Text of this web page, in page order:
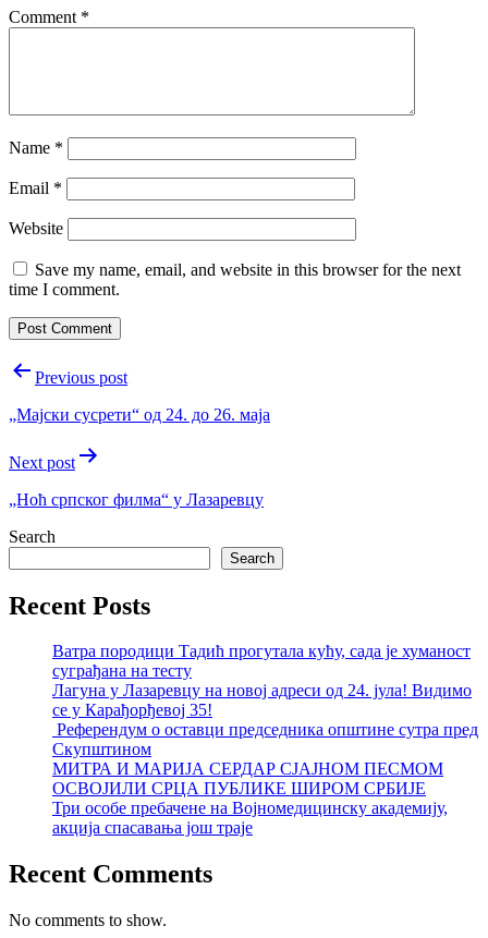
Comment *
Name *
Email *
Website
Save my name, email, and website in this browser for the next
time I comment.
PostPrevious post
„Мајски сусрети“ од 24. до 26. маја
Next post
„Ноћ српског филма“ у Лазаревцу
Search
Search
Recent Posts
Ватра породици Тадић прогутала кућу, сада је хуманост
суграђана на тесту
Лагуна у Лазаревцу на новој адреси од 24. јула! Видимо
се у Карађорђевој 35!
Референдум о оставци председника општине сутра пред
Скупштином
МИТРА И МАРИЈА СЕРДАР СЈАЈНОМ ПЕСМОМ
ОСВОЈИЛИ СРЦА ПУБЛИКЕ ШИРОМ СРБИЈЕ
Три особе пребачене на Војномедицинску академију,
акција спасавања још траје
Recent Comments
No comments to show.